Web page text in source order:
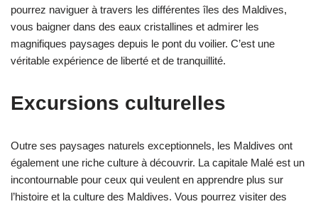
pourrez naviguer à travers les différentes îles des Maldives,
vous baigner dans des eaux cristallines et admirer les
magnifiques paysages depuis le pont du voilier. C’est une
véritable expérience de liberté et de tranquillité.
Excursions culturelles
Outre ses paysages naturels exceptionnels, les Maldives ont
également une riche culture à découvrir. La capitale Malé est un
incontournable pour ceux qui veulent en apprendre plus sur
l’histoire et la culture des Maldives. Vous pourrez visiter des